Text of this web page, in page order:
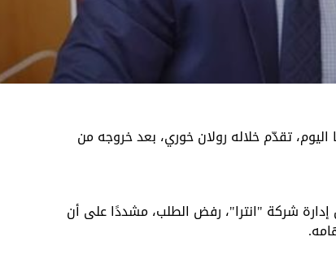
دراجة نارية على اوتوستراد حبوش - النبطية
دير قانون رأس العين
اليوم، تقدّم خلاله رولان خوري، بعد خروجه من
شركة "انترا"، رفض الطلب، مشددًا على أن